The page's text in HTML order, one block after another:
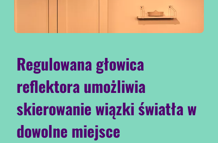
Regulowana głowica
reflektora umożliwia
skierowanie wiązki światła w
dowolne miejsce